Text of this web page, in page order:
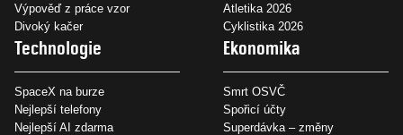
Výpověď z práce vzor
Divoký kačer
Atletika 2026
Cyklistika 2026
Technologie
SpaceX na burze
Nejlepší telefony
Nejlepší AI zdarma
Ekonomika
Smrt OSVČ
Spořicí účty
Superdávka – změny